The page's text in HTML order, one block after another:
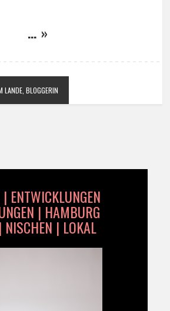
… »
LANDE, BLOGGERIN
ENTWICKLUNGEN
| HAMBURG
NISCHEN | LOKAL